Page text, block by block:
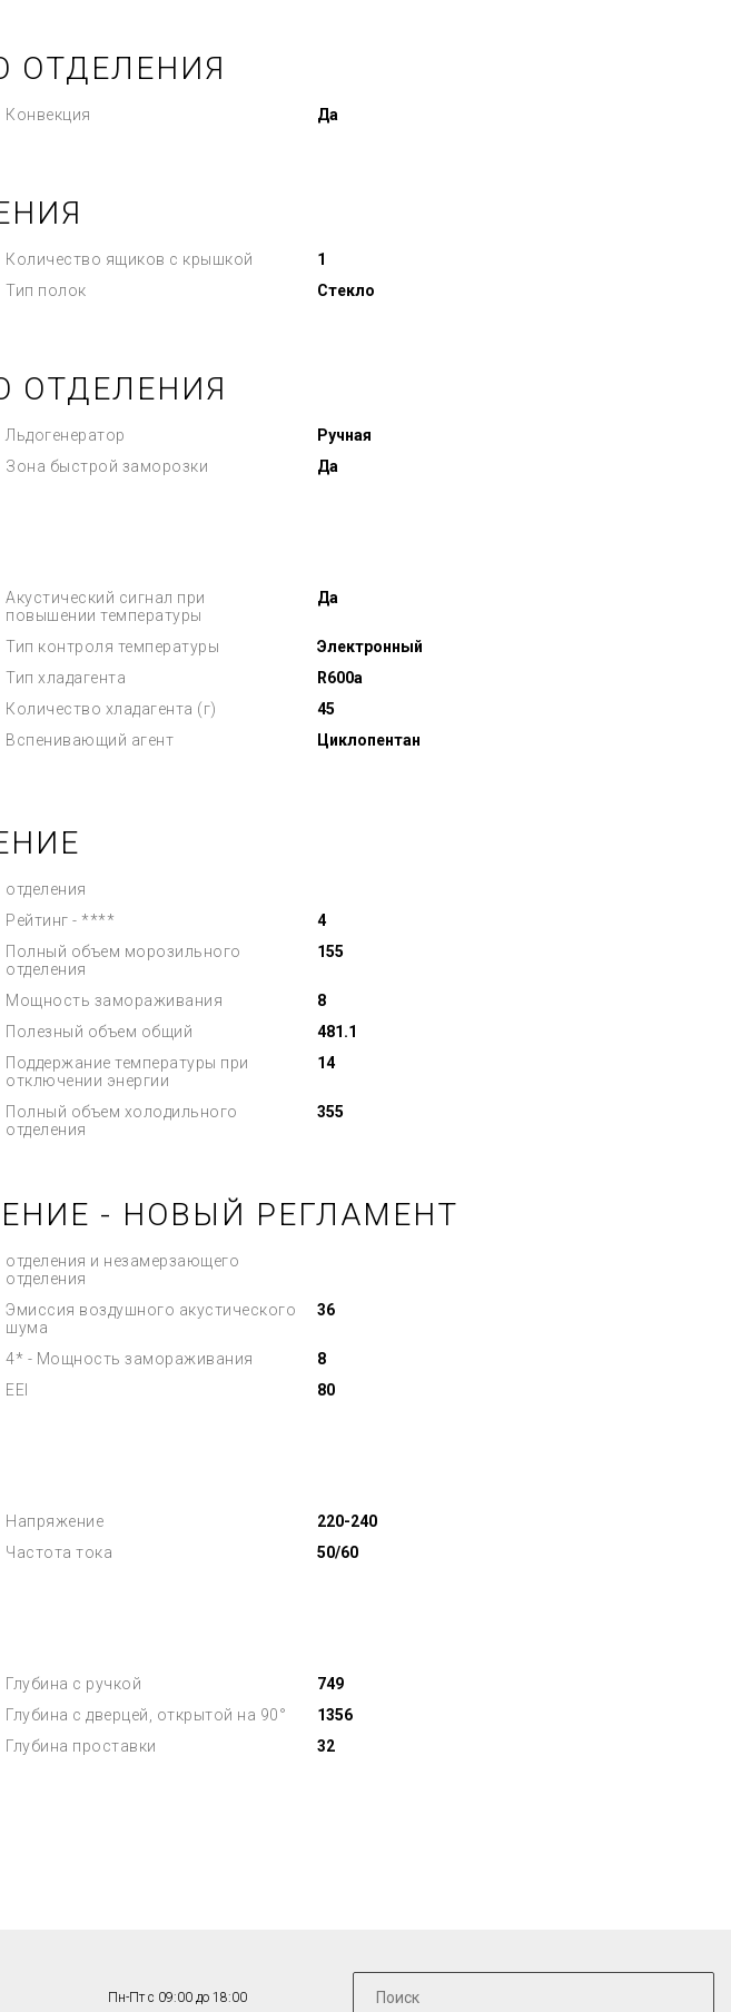
ОТДЕЛЕНИЯ
Конвекция Да
Количество ящиков с крышкой
1
Тип полок
Стекло
ОТДЕЛЕНИЯ
Льдогенератор
Ручная
Зона быстрой заморозки
Да
Акустический сигнал при
повышении температуры
Да
Тип контроля температуры
Электронный
Тип хладагента
R600a
Количество хладагента (г)
45
Вспенивающий агент
Циклопентан
отделения
Рейтинг - ****
4
Полный объем морозильного
отделения
155
Мощность замораживания
8
Полезный объем общий
481.1
Поддержание температуры при
отключении энергии
14
Полный объем холодильного
отделения
355
- НОВЫЙ РЕГЛАМЕНТ
отделения и незамерзающего
отделения
Эмиссия воздушного акустического
шума
36
4* - Мощность замораживания
8
EEI
80
Напряжение
220-240
Частота тока
50/60
Глубина с ручкой
749
Глубина с дверцей, открытой на 90°
1356
Глубина проставки
32
Пн-Пт с 09:00 до 18:00